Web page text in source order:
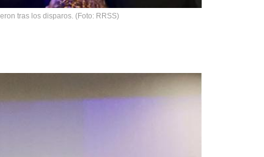
tras los disparos. (Foto: RRSS)